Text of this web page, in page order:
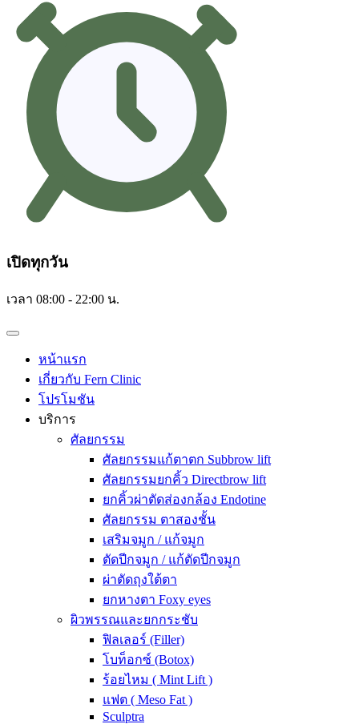
เปิดทุกวัน
เวลา 08:00 - 22:00 น.
หน้าแรก
เกี่ยวกับ Fern Clinic
โปรโมชัน
บริการ
ศัลยกรรม
ศัลยกรรมแก้ตาตก Subbrow lift
ศัลยกรรมยกคิ้ว Directbrow lift
ยกคิ้วผ่าตัดส่องกล้อง Endotine
ศัลยกรรม ตาสองชั้น
เสริมจมูก / แก้จมูก
ตัดปีกจมูก / แก้ตัดปีกจมูก
ผ่าตัดถุงใต้ตา
ยกหางตา Foxy eyes
ผิวพรรณและยกกระชับ
ฟิลเลอร์ (Filler)
โบท็อกซ์ (Botox)
ร้อยไหม ( Mint Lift )
แฟต ( Meso Fat )
Sculptra